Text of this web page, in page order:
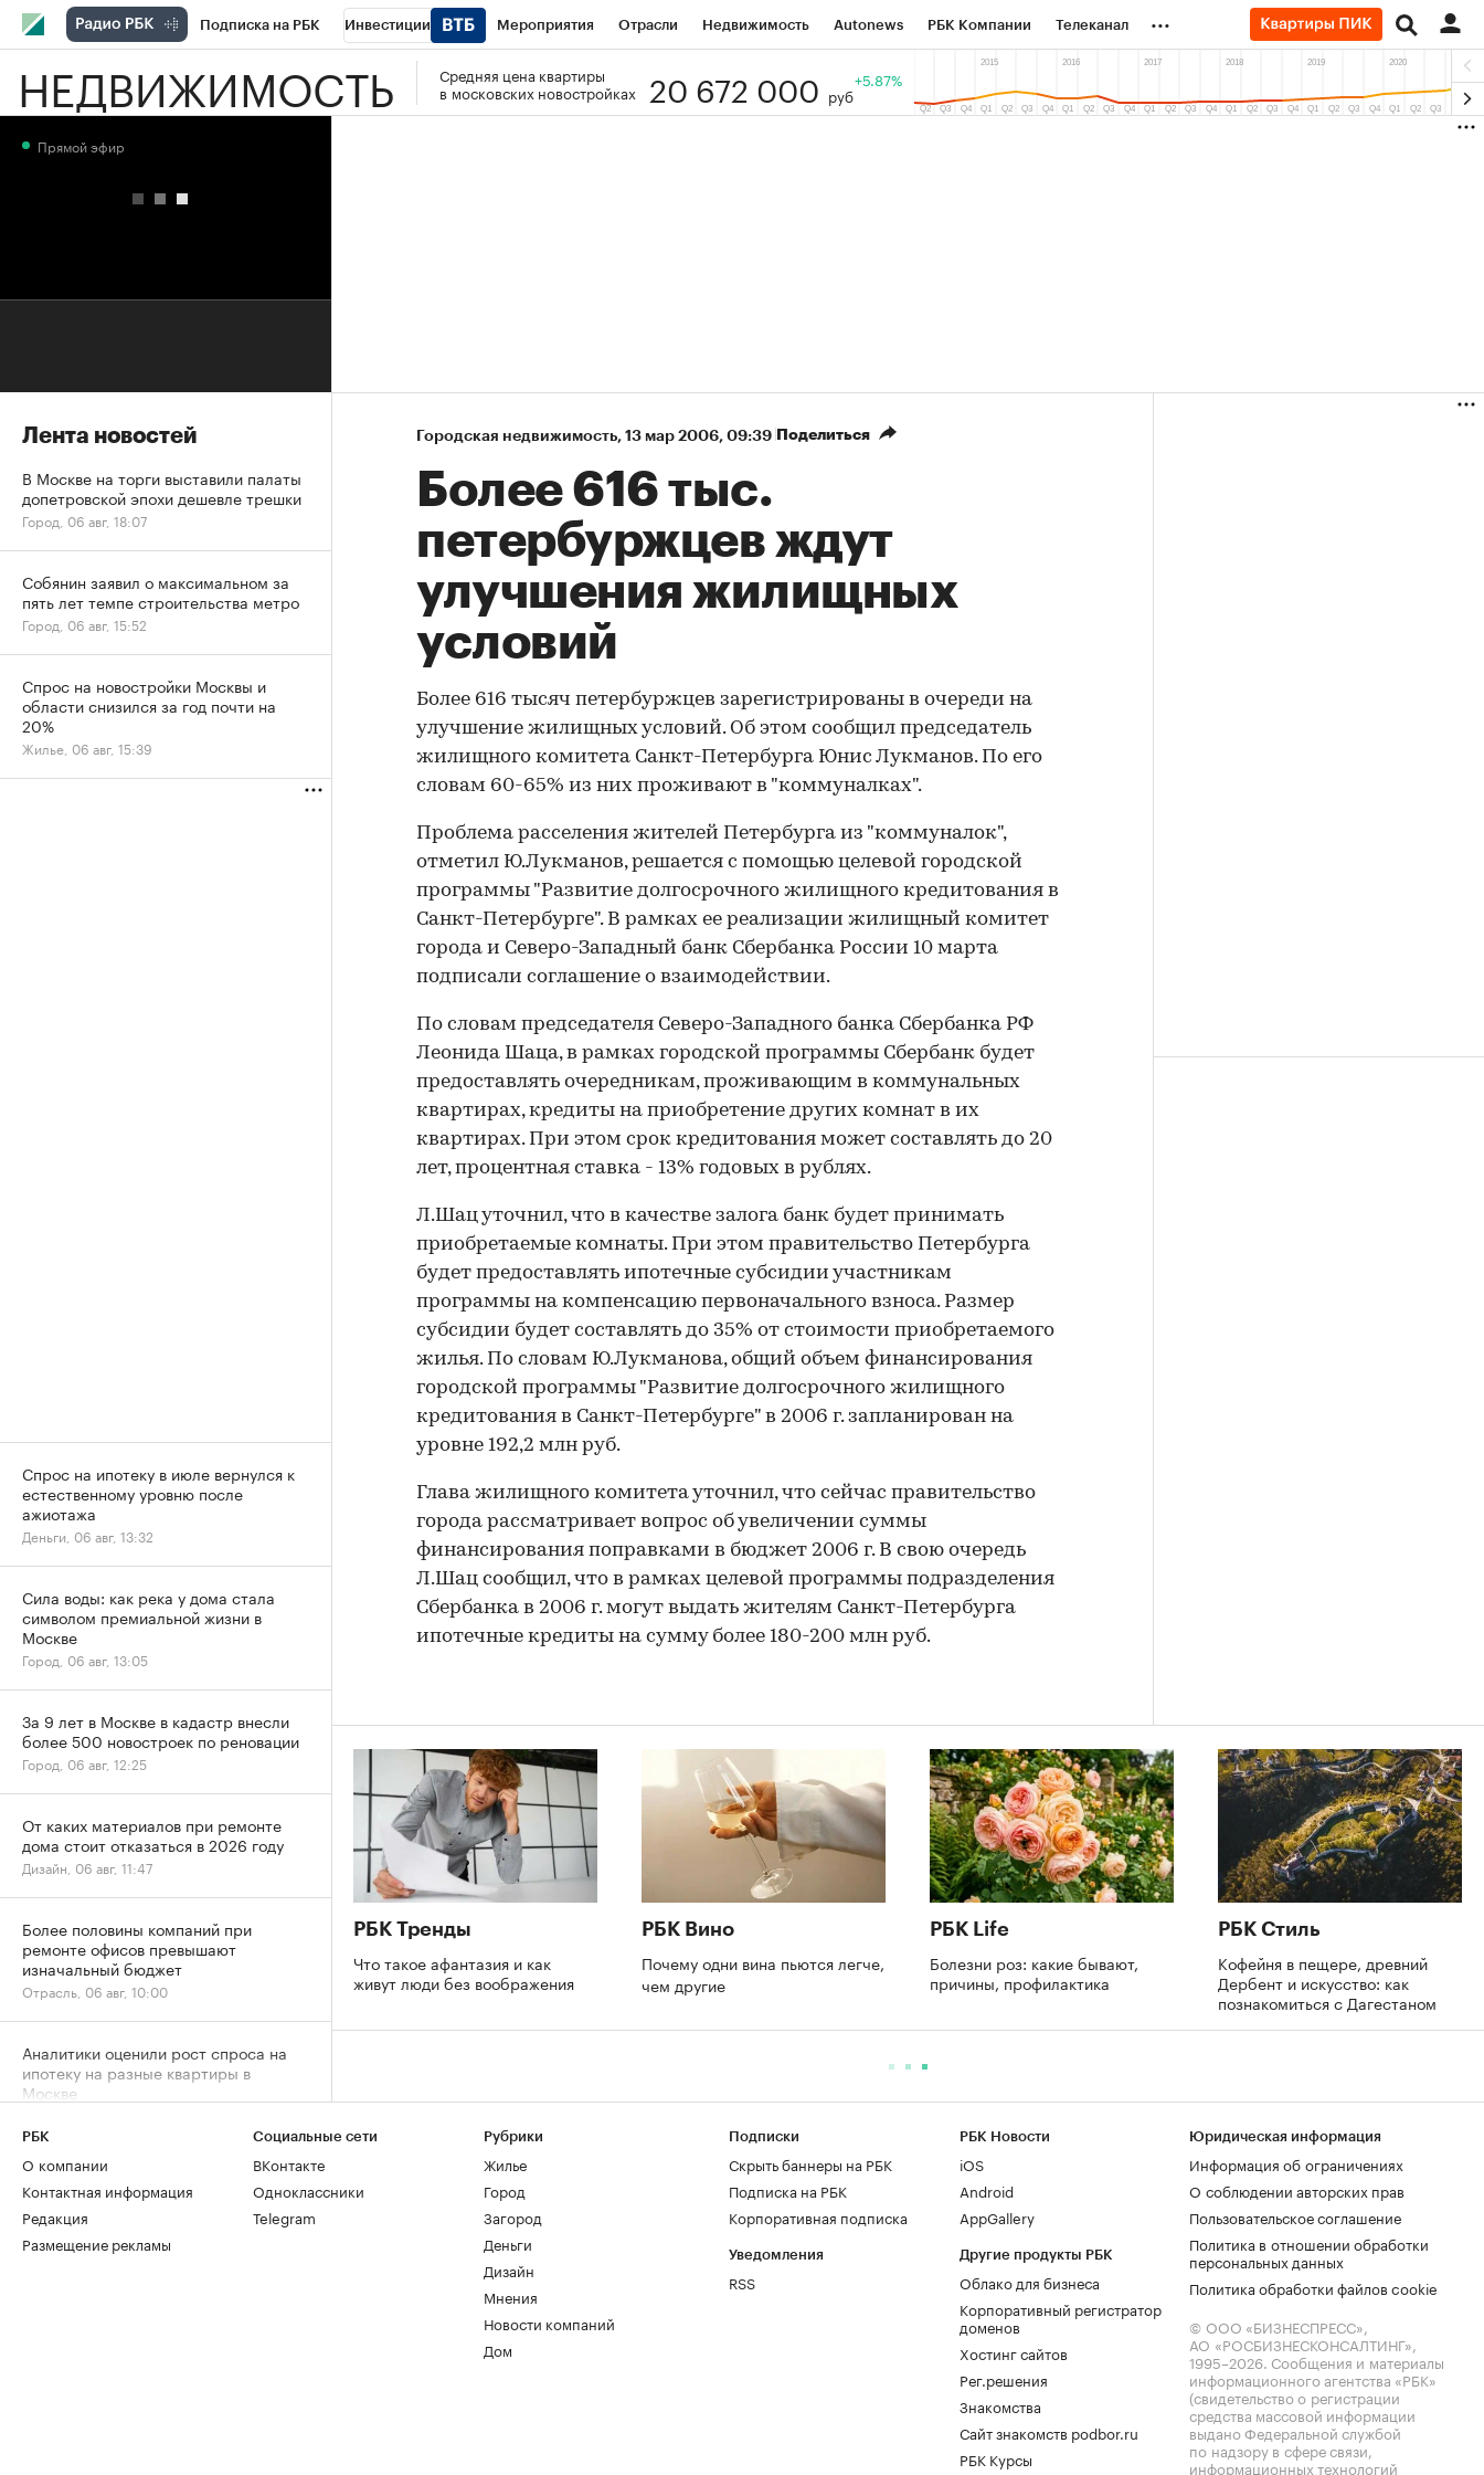
Подписка на РБК Инвестиции Мероприятия Отрасли Недвижимость Autonews РБК Компании Телеканал
РБК Вино Спорт Школа управления РБК РБК Образование Тренды
...
НЕДВИЖИМОСТЬ
Средняя цена квартиры
в московских новостройках
20 672 000 руб
+5.87%
Городская недвижимость⁠, 13 мар 2006, 09:39 Поделиться
Более 616 тыс.
петербуржцев ждут
улучшения жилищных
условий
Более 616 тысяч петербуржцев зарегистрированы в очереди на
улучшение жилищных условий. Об этом сообщил председатель
жилищного комитета Санкт-Петербурга Юнис Лукманов. По его
словам 60-65% из них проживают в "коммуналках".
Проблема расселения жителей Петербурга из "коммуналок",
отметил Ю.Лукманов, решается с помощью целевой городской
программы "Развитие долгосрочного жилищного кредитования в
Санкт-Петербурге". В рамках ее реализации жилищный комитет
города и Северо-Западный банк Сбербанка России 10 марта
подписали соглашение о взаимодействии.
По словам председателя Северо-Западного банка Сбербанка РФ
Леонида Шаца, в рамках городской программы Сбербанк будет
предоставлять очередникам, проживающим в коммунальных
квартирах, кредиты на приобретение других комнат в их
квартирах. При этом срок кредитования может составлять до 20
лет, процентная ставка - 13% годовых в рублях.
Л.Шац уточнил, что в качестве залога банк будет принимать
приобретаемые комнаты. При этом правительство Петербурга
будет предоставлять ипотечные субсидии участникам
программы на компенсацию первоначального взноса. Размер
субсидии будет составлять до 35% от стоимости приобретаемого
жилья. По словам Ю.Лукманова, общий объем финансирования
городской программы "Развитие долгосрочного жилищного
кредитования в Санкт-Петербурге" в 2006 г. запланирован на
уровне 192,2 млн руб.
Глава жилищного комитета уточнил, что сейчас правительство
города рассматривает вопрос об увеличении суммы
финансирования поправками в бюджет 2006 г. В свою очередь
Л.Шац сообщил, что в рамках целевой программы подразделения
Сбербанка в 2006 г. могут выдать жителям Санкт-Петербурга
ипотечные кредиты на сумму более 180-200 млн руб.
РБК Тренды
Что такое афантазия и как
живут люди без воображения
РБК Вино
Почему одни вина пьются легче,
чем другие
РБК Life
Болезни роз: какие бывают,
причины, профилактика
РБК Стиль
Кофейня в пещере, древний
Дербент и искусство: как
познакомиться с Дагестаном
Прямой эфир
Лента новостей
В Москве на торги выставили палаты
допетровской эпохи дешевле трешки
Город, 06 авг, 18:07
Собянин заявил о максимальном за
пять лет темпе строительства метро
Город, 06 авг, 15:52
Спрос на новостройки Москвы и
области снизился за год почти на
20%
Жилье, 06 авг, 15:39
Спрос на ипотеку в июле вернулся к
естественному уровню после
ажиотажа
Деньги, 06 авг, 13:32
Сила воды: как река у дома стала
символом премиальной жизни в
Москве
Город, 06 авг, 13:05
За 9 лет в Москве в кадастр внесли
более 500 новостроек по реновации
Город, 06 авг, 12:25
От каких материалов при ремонте
дома стоит отказаться в 2026 году
Дизайн, 06 авг, 11:47
Более половины компаний при
ремонте офисов превышают
изначальный бюджет
Отрасль, 06 авг, 10:00
Аналитики оценили рост спроса на
ипотеку на разные квартиры в
Москве
Временное явление: в июле снижение
цен на жилье резко замедлилось
Жилье, 06 авг, 06:00
РБК
О компании
Контактная информация
Редакция
Размещение рекламы
Социальные сети
ВКонтакте
Одноклассники
Telegram
Рубрики
Жилье
Город
Загород
Деньги
Дизайн
Мнения
Новости компаний
Дом
Подписки
Скрыть баннеры на РБК
Подписка на РБК
Корпоративная подписка
Уведомления
RSS
РБК Новости
iOS
Android
AppGallery
Другие продукты РБК
Облако для бизнеса
Корпоративный регистратор
доменов
Хостинг сайтов
Рег.решения
Знакомства
Сайт знакомств podbor.ru
РБК Курсы
Юридическая информация
Информация об ограничениях
О соблюдении авторских прав
Пользовательское соглашение
Политика в отношении обработки
персональных данных
Политика обработки файлов cookie
© ООО «БИЗНЕСПРЕСС»,
АО «РОСБИЗНЕСКОНСАЛТИНГ»,
1995–2026. Сообщения и материалы
информационного агентства «РБК»
(свидетельство о регистрации
средства массовой информации
выдано Федеральной службой
по надзору в сфере связи,
информационных технологий